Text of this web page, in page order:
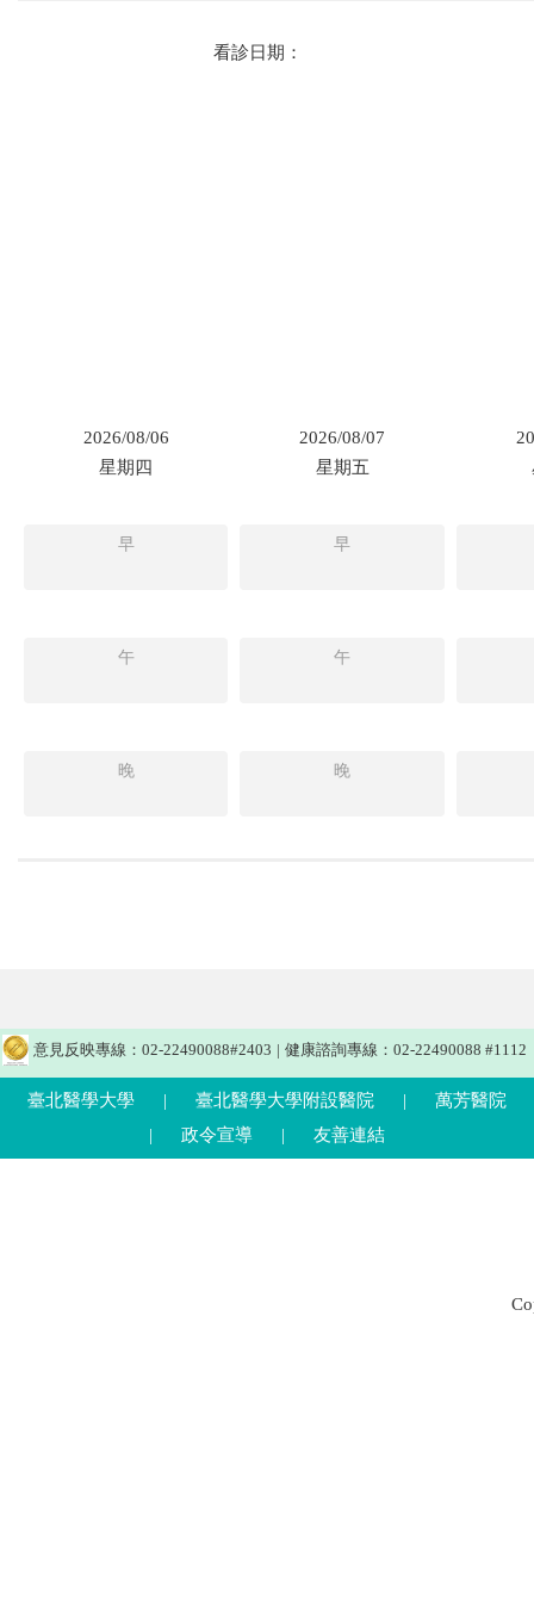
看診日期：
2026/08/06
星期四
2026/08/07
星期五
早 早
午 午
晚 晚
意見反映專線：02-22490088#2403 | 健康諮詢專線：02-22490088 #1112
臺北醫學大學 | 臺北醫學大學附設醫院 |
萬芳醫院
|
政令宣導 | 友善連結